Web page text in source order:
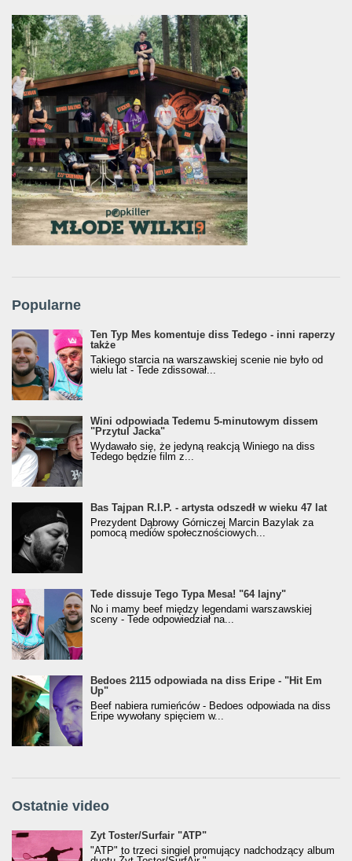
Popularne
Ten Typ Mes komentuje diss Tedego - inni raperzy
także
Takiego starcia na warszawskiej scenie nie było od
wielu lat - Tede zdissował...
Wini odpowiada Tedemu 5-minutowym dissem
"Przytul Jacka"
Wydawało się, że jedyną reakcją Winiego na diss
Tedego będzie film z...
Bas Tajpan R.I.P. - artysta odszedł w wieku 47 lat
Prezydent Dąbrowy Górniczej Marcin Bazylak za
pomocą mediów społecznościowych...
Tede dissuje Tego Typa Mesa! "64 lajny"
No i mamy beef między legendami warszawskiej
sceny - Tede odpowiedział na...
Bedoes 2115 odpowiada na diss Eripe - "Hit Em
Up"
Beef nabiera rumieńców - Bedoes odpowiada na diss
Eripe wywołany spięciem w...
Ostatnie video
Żyt Toster/SurfAir - ATP VIDEO
Żyt Toster/Surfair "ATP"
"ATP" to trzeci singiel promujący nadchodzący album